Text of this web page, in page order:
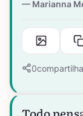
Marianna
0